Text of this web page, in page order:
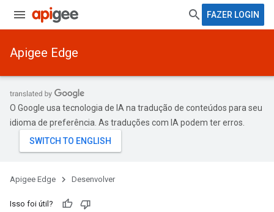
FAZER LOGIN
Apigee Edge
O Google usa tecnologia de IA na tradução de conteúdos para seu
idioma de preferência. As traduções com IA podem ter erros.
Apigee Edge Desenvolver
Isso foi útil?